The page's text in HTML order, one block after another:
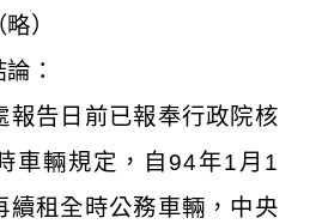
）
：
報告日前已報奉行政院核
車輛規定，自94年1月1
續租全時公務車輛，中央